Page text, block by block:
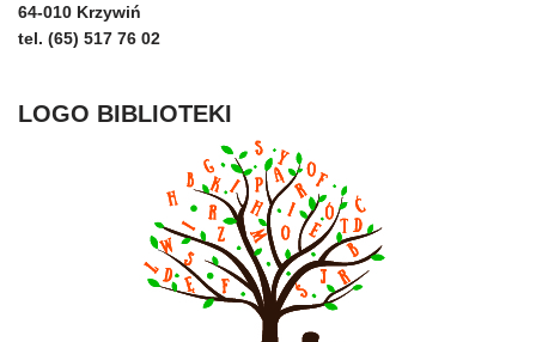
64-010 Krzywiń
tel. (65) 517 76 02
LOGO BIBLIOTEKI